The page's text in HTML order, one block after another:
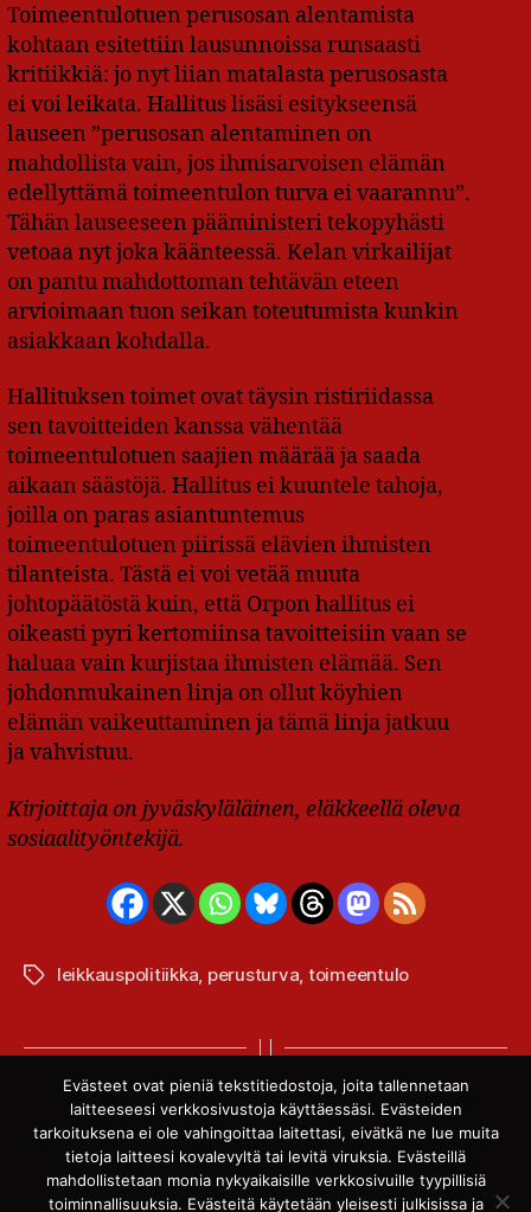
Toimeentulotuen perusosan alentamista
kohtaan esitettiin lausunnoissa runsaasti
kritiikkiä: jo nyt liian matalasta perusosasta
ei voi leikata. Hallitus lisäsi esitykseensä
lauseen ”perusosan alentaminen on
mahdollista vain, jos ihmisarvoisen elämän
edellyttämä toimeentulon turva ei vaarannu”.
Tähän lauseeseen pääministeri tekopyhästi
vetoaa nyt joka käänteessä. Kelan virkailijat
on pantu mahdottoman tehtävän eteen
arvioimaan tuon seikan toteutumista kunkin
asiakkaan kohdalla.
Hallituksen toimet ovat täysin ristiriidassa
sen tavoitteiden kanssa vähentää
toimeentulotuen saajien määrää ja saada
aikaan säästöjä. Hallitus ei kuuntele tahoja,
joilla on paras asiantuntemus
toimeentulotuen piirissä elävien ihmisten
tilanteista. Tästä ei voi vetää muuta
johtopäätöstä kuin, että Orpon hallitus ei
oikeasti pyri kertomiinsa tavoitteisiin vaan se
haluaa vain kurjistaa ihmisten elämää. Sen
johdonmukainen linja on ollut köyhien
elämän vaikeuttaminen ja tämä linja jatkuu
ja vahvistuu.
Kirjoittaja on jyväskyläläinen, eläkkeellä oleva
sosiaalityöntekijä.
Avainsanat
leikkauspolitiikka, perusturva, toimeentulo
Somevaikuttaja vaatii toisenlaista politiikkaa
→ Työttömien etujärjestö
Evästeet ovat pieniä tekstitiedostoja, joita tallennetaan
laitteeseesi verkkosivustoja käyttäessäsi. Evästeiden
tarkoituksena ei ole vahingoittaa laitettasi, eivätkä ne lue muita
tietoja laitteesi kovalevyltä tai levitä viruksia. Evästeillä
mahdollistetaan monia nykyaikaisille verkkosivuille tyypillisiä
toiminnallisuuksia. Evästeitä käytetään yleisesti julkisissa ja